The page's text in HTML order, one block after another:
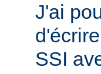
J'ai
SSI